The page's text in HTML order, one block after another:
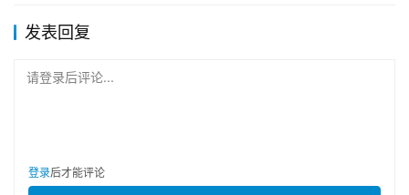
发表回复
请登录后评论...
登录后才能评论